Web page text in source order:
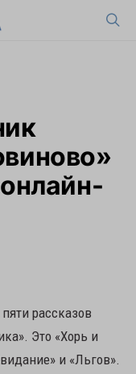
рассказов
Это «Хорь и
и «Льгов».